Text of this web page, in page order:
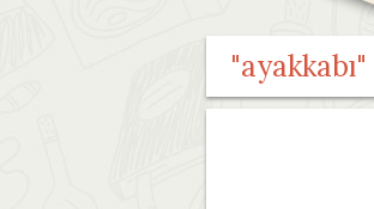
"ayakkabı"